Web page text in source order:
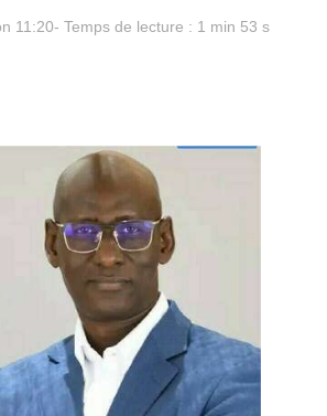
11:20- Temps de lecture : 1 min 53 s